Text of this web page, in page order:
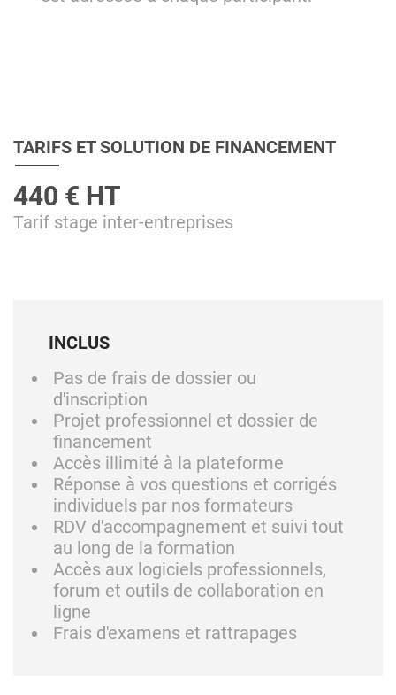
TARIFS ET SOLUTION DE FINANCEMENT
440 € HT
Tarif stage inter-entreprises
INCLUS
Pas de frais de dossier ou
d'inscription
Projet professionnel et dossier de
financement
Accès illimité à la plateforme
Réponse à vos questions et corrigés
individuels par nos formateurs
RDV d'accompagnement et suivi tout
au long de la formation
Accès aux logiciels professionnels,
forum et outils de collaboration en
ligne
Frais d'examens et rattrapages